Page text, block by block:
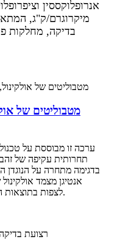
מיקרוגרם/ק"ג,
בדיקה, מחלקות
מטבוליטים של
ערכה זו מבוססת על
תחרותית עקיפה של זהב
בדגימה מתחרה על הנוגדן
אנטיגן מצמד
לצפות בתוצאות הבדיקה בעין בלתי מזוינת.